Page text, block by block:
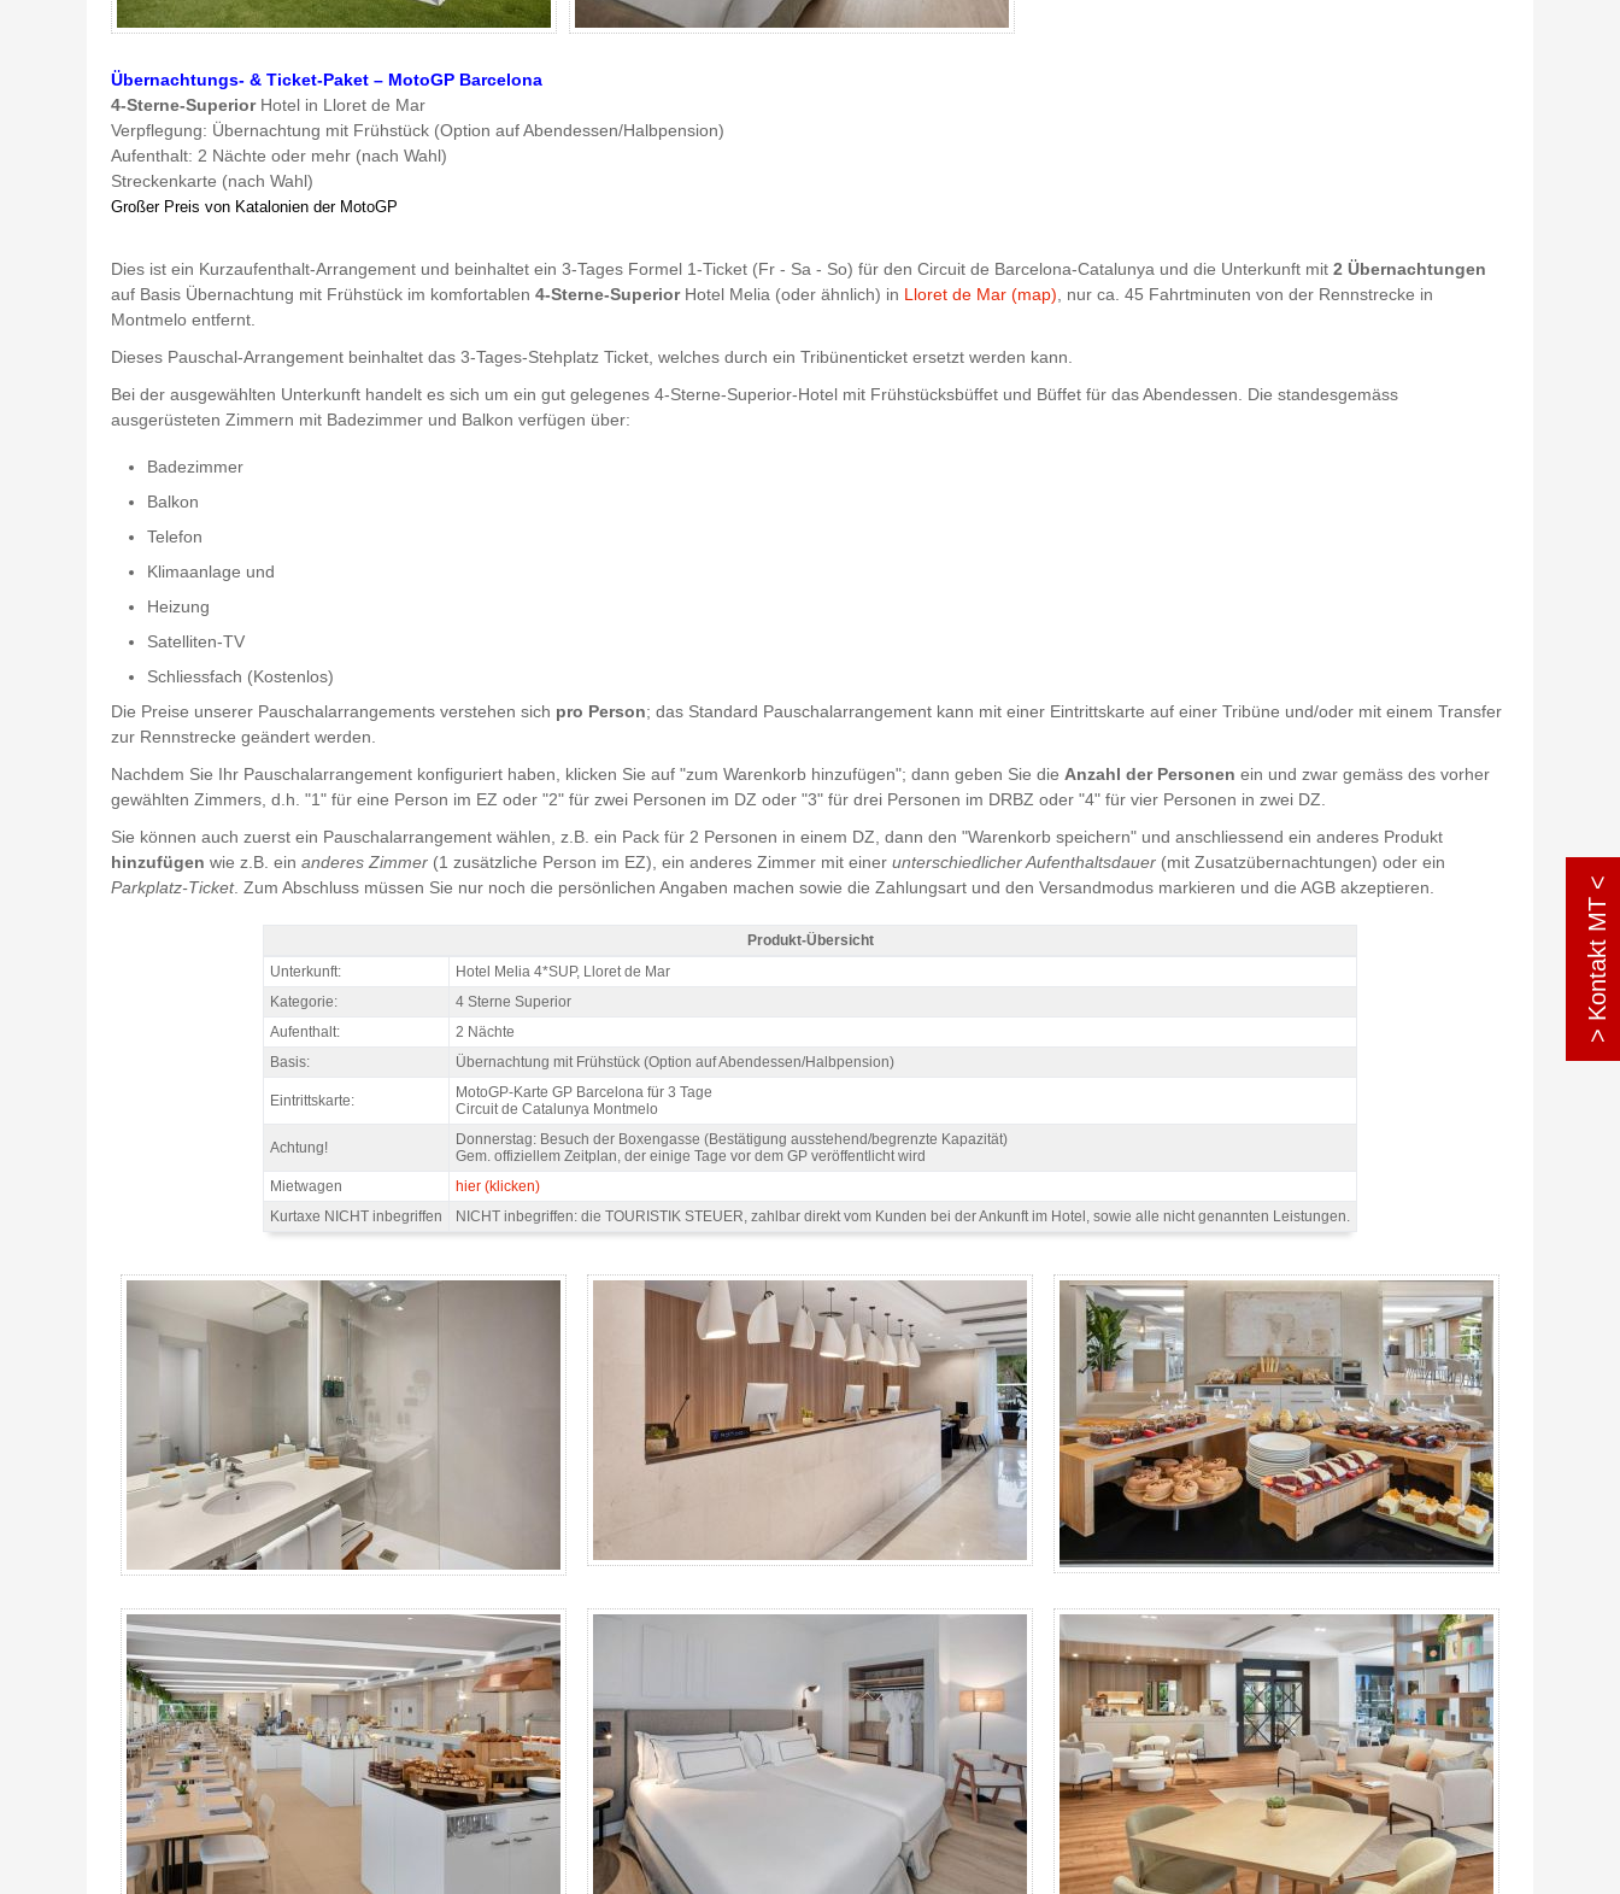
> Kontakt MT <
Übernachtungs- & Ticket-Paket – MotoGP Barcelona
4-Sterne-SuperiorHotel in Lloret de Mar
Verpflegung: Übernachtung mit Frühstück (Option auf Abendessen/Halbpension)
Aufenthalt: 2 Nächte oder mehr (nach Wahl)
Streckenkarte (nach Wahl)
Großer Preis von Katalonien der MotoGP
Dies ist ein Kurzaufenthalt-Arrangement und beinhaltet ein 3-Tages Formel 1-Ticket (Fr - Sa - So) für den Circuit de Barcelona-Catalunya und die Unterkunft mit 2 Übernachtungen
auf Basis Übernachtung mit Frühstück im komfortablen 4-Sterne-SuperiorHotel Melia (oder ähnlich) in Lloret de Mar (map) , nur ca. 45 Fahrtminuten von der Rennstrecke in
Montmelo entfernt.
Dieses Pauschal-Arrangement beinhaltet das 3-Tages-Stehplatz Ticket, welches durch ein Tribünenticket ersetzt werden kann.
Bei der ausgewählten Unterkunft handelt es sich um ein gut gelegenes 4-Sterne-Superior-Hotel mit Frühstücksbüffet und Büffet für das Abendessen. Die standesgemäss
ausgerüsteten Zimmern mit Badezimmer und Balkon verfügen über:
Badezimmer
Balkon
Telefon
Klimaanlage und
Heizung
Satelliten-TV
Schliessfach (Kostenlos)
Die Preise unserer Pauschalarrangements verstehen sich pro Person; das Standard Pauschalarrangement kann mit einer Eintrittskarte auf einer Tribüne und/oder mit einem Transfer
zur Rennstrecke geändert werden.
Nachdem Sie Ihr Pauschalarrangement konfiguriert haben, klicken Sie auf "zum Warenkorb hinzufügen"; dann geben Sie die Anzahl der Personen ein und zwar gemäss des vorher
gewählten Zimmers, d.h. "1" für eine Person im EZ oder "2" für zwei Personen im DZ oder "3" für drei Personen im DRBZ oder "4" für vier Personen in zwei DZ.
Sie können auch zuerst ein Pauschalarrangement wählen, z.B. ein Pack für 2 Personen in einem DZ, dann den "Warenkorb speichern" und anschliessend ein anderes Produkt
hinzufügen wie z.B. ein anderes Zimmer (1 zusätzliche Person im EZ), ein anderes Zimmer mit einer unterschiedlicher Aufenthaltsdauer (mit Zusatzübernachtungen) oder ein
Parkplatz-Ticket. Zum Abschluss müssen Sie nur noch die persönlichen Angaben machen sowie die Zahlungsart und den Versandmodus markieren und die AGB akzeptieren.
Pack Lloret motogp Katalonien, Hotel Melia Lloret 4*S / 2 Nächte ZF - Produkt-Übersicht
Produkt-Übersicht
Unterkunft:
Hotel Melia 4*SUP, Lloret de Mar
Kategorie:
4 Sterne Superior
Aufenthalt:
2 Nächte
Basis:
Übernachtung mit Frühstück (Option auf Abendessen/Halbpension)
Eintrittskarte:
MotoGP-Karte GP Barcelona für 3 Tage
Circuit de Catalunya Montmelo
Achtung!
Donnerstag: Besuch der Boxengasse (Bestätigung ausstehend/begrenzte Kapazität)
Gem. offiziellem Zeitplan, der einige Tage vor dem GP veröffentlicht wird
Mietwagen
hier (klicken)
Kurtaxe NICHT inbegriffen
NICHT inbegriffen: die TOURISTIK STEUER, zahlbar direkt vom Kunden bei der Ankunft im Hotel, sowie alle nicht genannten Leistungen.